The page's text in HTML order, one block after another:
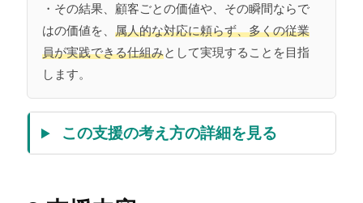
・その結果、顧客ごとの価値や、その瞬間ならで
はの価値を、 属人的な対応に頼らず、多くの従業
員が実践できる仕組みとして実現することを目指
します。
この支援の考え方の詳細を見る